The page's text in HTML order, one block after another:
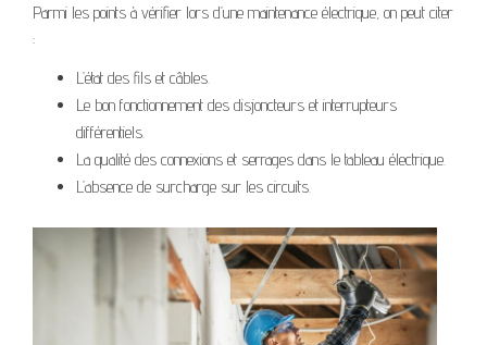
Parmi les points à vérifier lors d’une maintenance électrique, on peut citer
:
L’état des fils et câbles.
Le bon fonctionnement des disjoncteurs et interrupteurs
différentiels.
La qualité des connexions et serrages dans le tableau électrique.
L’absence de surcharge sur les circuits.